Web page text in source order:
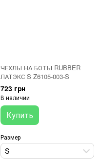
ЧЕХЛЫ НА БОТЫ RUBBER
ЛАТЭКС S Z6105-003-S
723 грн
В наличии
Купить
Размер
S